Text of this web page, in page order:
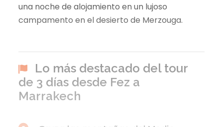
una noche de alojamiento en un lujoso
campamento en el desierto de Merzouga.
Lo más destacado del tour
de 3 días desde Fez a
Marrakech